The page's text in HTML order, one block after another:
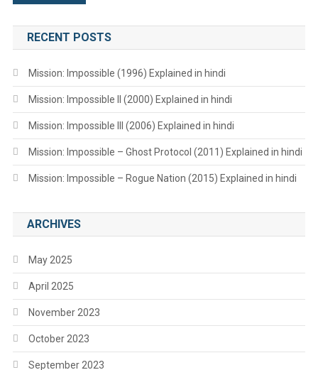
RECENT POSTS
Mission: Impossible (1996) Explained in hindi
Mission: Impossible II (2000) Explained in hindi
Mission: Impossible III (2006) Explained in hindi
Mission: Impossible – Ghost Protocol (2011) Explained in hindi
Mission: Impossible – Rogue Nation (2015) Explained in hindi
ARCHIVES
May 2025
April 2025
November 2023
October 2023
September 2023